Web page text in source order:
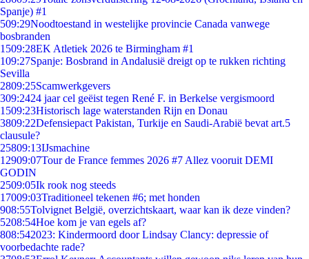
Spanje) #1
509:29Noodtoestand in westelijke provincie Canada vanwege
bosbranden
1509:28EK Atletiek 2026 te Birmingham #1
109:27Spanje: Bosbrand in Andalusië dreigt op te rukken richting
Sevilla
2809:25Scamwerkgevers
309:2424 jaar cel geëist tegen René F. in Berkelse vergismoord
1509:23Historisch lage waterstanden Rijn en Donau
3809:22Defensiepact Pakistan, Turkije en Saudi-Arabië bevat art.5
clausule?
25809:13IJsmachine
12909:07Tour de France femmes 2026 #7 Allez vooruit DEMI
GODIN
2509:05Ik rook nog steeds
17009:03Traditioneel tekenen #6; met honden
908:55Tolvignet België, overzichtskaart, waar kan ik deze vinden?
5208:54Hoe kom je van egels af?
808:542023: Kindermoord door Lindsay Clancy: depressie of
voorbedachte rade?